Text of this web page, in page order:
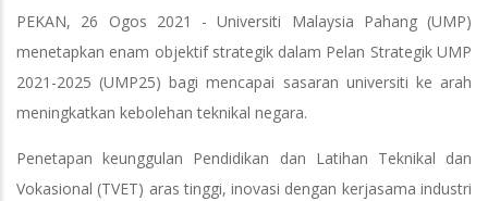
PEKAN, 26 Ogos 2021 - Universiti Malaysia Pahang (UMP)
menetapkan enam objektif strategik dalam Pelan Strategik UMP
2021-2025 (UMP25) bagi mencapai sasaran universiti ke arah
meningkatkan kebolehan teknikal negara.
Penetapan keunggulan Pendidikan dan Latihan Teknikal dan
Vokasional (TVET) aras tinggi, inovasi dengan kerjasama industri